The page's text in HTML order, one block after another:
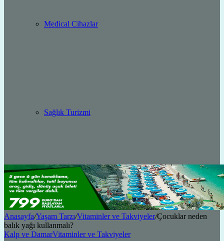
Medical Cihazlar
Sağlık Turizmi
Anasayfa/Yaşam Tarzı/Vitaminler ve Takviyeler/Çocuklar neden
balık yağı kullanmalı?
Kalp ve DamarVitaminler ve Takviyeler